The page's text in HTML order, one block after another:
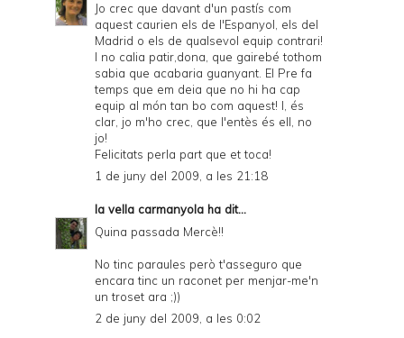
Jo crec que davant d'un pastís com
aquest caurien els de l'Espanyol, els del
Madrid o els de qualsevol equip contrari!
I no calia patir,dona, que gairebé tothom
sabia que acabaria guanyant. El Pre fa
temps que em deia que no hi ha cap
equip al món tan bo com aquest! I, és
clar, jo m'ho crec, que l'entès és ell, no
jo!
Felicitats perla part que et toca!
1 de juny del 2009, a les 21:18
la vella carmanyola ha dit...
Quina passada Mercè!!
No tinc paraules però t'asseguro que
encara tinc un raconet per menjar-me'n
un troset ara ;))
2 de juny del 2009, a les 0:02